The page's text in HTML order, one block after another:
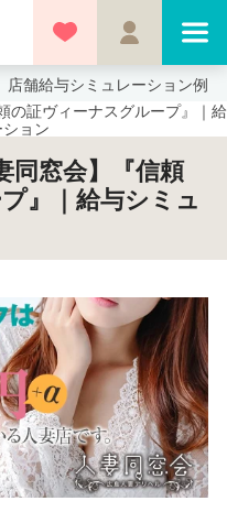
店舗給与シミュレーション例
の証ヴィーナスグループ』｜給
ョン
同窓会】『信頼
』｜給与シミュ